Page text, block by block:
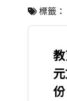
標籤：